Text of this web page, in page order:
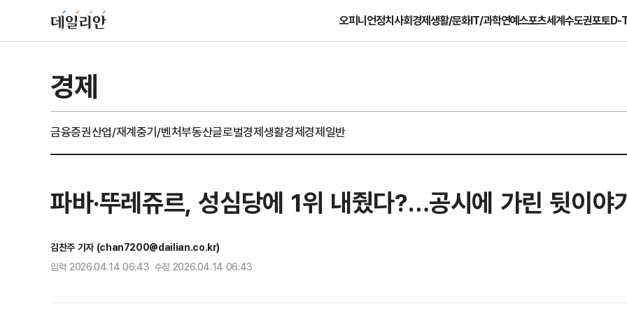
오피니언정치사회경제생활/문화IT/과학연예스포츠세계수도권포토D-
경제
금융증권산업/재계중기/벤처부동산글로벌경제생활경제경제일반
파바·뚜레쥬르, 성심당에 1위 내줬다?…공시에 가린 뒷이야
김찬주 기자 (chan7200@dailian.co.kr)
입력 2026.04.14 06:43 수정 2026.04.14 06:43